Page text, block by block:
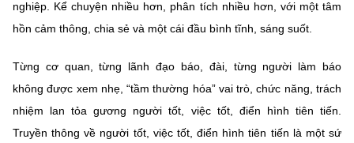
nghiệp. Kể chuyện nhiều hơn, phân tích nhiều hơn, với một tâm
hồn cảm thông, chia sẻ và một cái đầu bình tĩnh, sáng suốt.
Từng cơ quan, từng lãnh đạo báo, đài, từng người làm báo
không được xem nhẹ, “tầm thường hóa” vai trò, chức năng, trách
nhiệm lan tỏa gương người tốt, việc tốt, điển hình tiên tiến.
Truyền thông về người tốt, việc tốt, điển hình tiên tiến là một sứ